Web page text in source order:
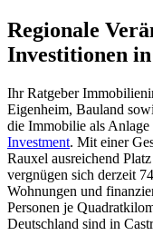
Regionale
Investitionen
Ihr Ratgeber
Eigenheim, Bauland
die Immobilie als
Investment. Mit einer
Rauxel ausreichend
vergnügen sich derzeit
Wohnungen und
Personen je
Deutschland sind in